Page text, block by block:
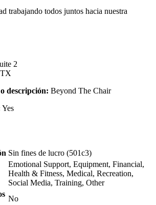
trabajando todos juntos hacia nuestra
2
descripción: Beyond The Chair
Yes
Sin fines de lucro (501c3)
Emotional Support, Equipment, Financial,
Health & Fitness, Medical, Recreation,
Social Media, Training, Other
No